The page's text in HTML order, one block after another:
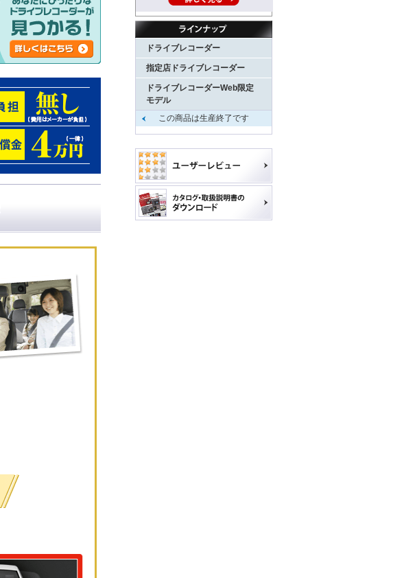
ドライブレコーダー
指定店ドライブレコーダー
ドライブレコーダーWeb限定
モデル
この商品は生産終了です